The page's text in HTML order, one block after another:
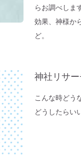
言ってる♪」水谷千重
した♪
３５度「ガイアの法
当の「先祖供養」
イ解決法「生ごみ
力♪ 高野山麓・和
里」に行ってきまし
そうじ】参拝前の自
るスペース作り。
らお調べしま
効果、神様か
ど。
神社リサー
こんな時どう
どうしたらい